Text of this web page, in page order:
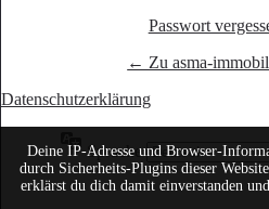
Passwort
← Zu asma-
Datenschutzerklärung
Sprache
Deine IP-Adresse und Browser-
durch Sicherheits-Plugins dieser
erklärst du dich damit einverstanden